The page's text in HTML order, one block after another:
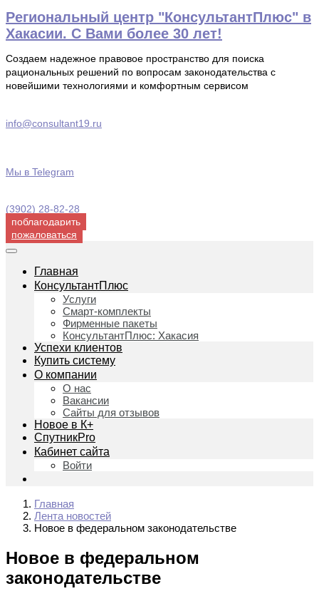
Перейти
к
содержимому
Региональный центр "КонсультантПлюс" в
Хакасии. С Вами более 30 лет!
Создаем надежное правовое пространство для поиска
рациональных решений по вопросам законодательства с
новейшими технологиями и комфортным сервисом
info@consultant19.ru
Мы в Telegram
(3902) 28-82-28
поблагодарить
пожаловаться
Главная
КонсультантПлюс
Услуги
Смарт-комплекты
Фирменные пакеты
КонсультантПлюс: Хакасия
Успехи клиентов
Купить систему
О компании
О нас
Вакансии
Сайты для отзывов
Новое в К+
СпутникPro
Кабинет сайта
Войти
Главная
Лента новостей
Новое в федеральном законодательстве
Новое в федеральном
законодательстве